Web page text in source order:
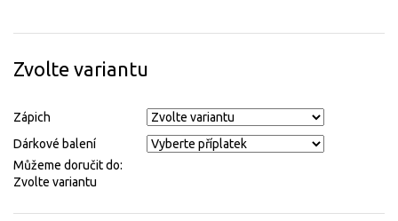
cena:
Zvolte variantu
Zápich
Dárkové balení
Můžeme doručit do:
Zvolte variantu